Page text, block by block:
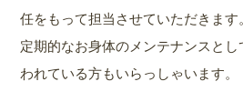
任をもって担当させていただきます
定期的なお身体のメンテナンスとし
われている方もいらっしゃいます。